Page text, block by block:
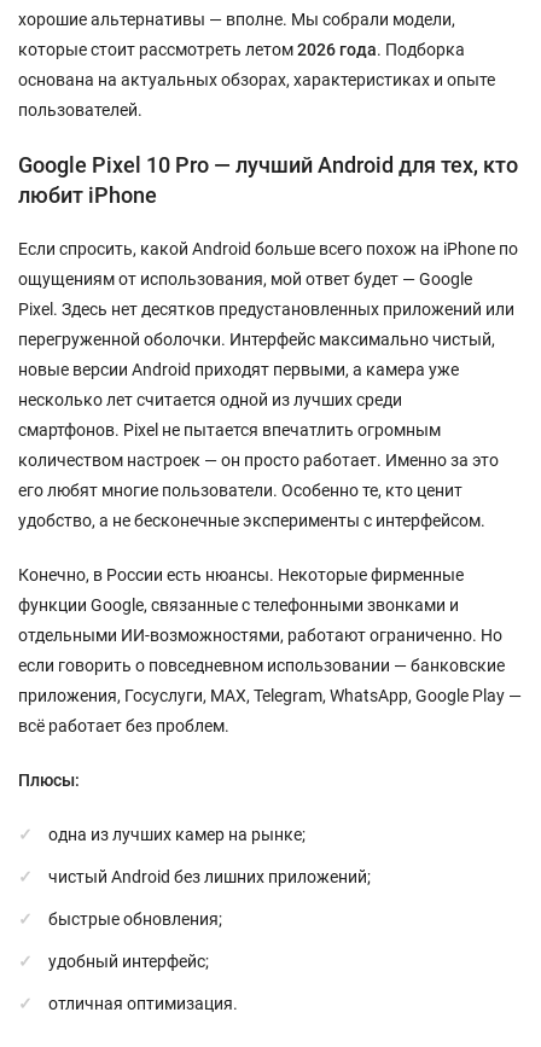
хорошие альтернативы — вполне. Мы собрали модели,
которые стоит рассмотреть летом2026 года. Подборка
основана на актуальных обзорах, характеристиках и опыте
пользователей.
Google Pixel 10 Pro — лучший Android для тех, кто
любит iPhone
Если спросить, какой Android больше всего похож на iPhone по
ощущениям от использования, мой ответ будет — Google
Pixel. Здесь нет десятков предустановленных приложений или
перегруженной оболочки. Интерфейс максимально чистый,
новые версии Android приходят первыми, а камера уже
несколько лет считается одной из лучших среди
смартфонов. Pixel не пытается впечатлить огромным
количеством настроек — он просто работает. Именно за это
его любят многие пользователи. Особенно те, кто ценит
удобство, а не бесконечные эксперименты с интерфейсом.
Конечно, в России есть нюансы. Некоторые фирменные
функции Google, связанные с телефонными звонками и
отдельными ИИ-возможностями, работают ограниченно. Но
если говорить о повседневном использовании — банковские
приложения, Госуслуги, MAX, Telegram, WhatsApp, Google Play —
всё работает без проблем.
Плюсы:
одна из лучших камер на рынке;
чистый Android без лишних приложений;
быстрые обновления;
удобный интерфейс;
отличная оптимизация.